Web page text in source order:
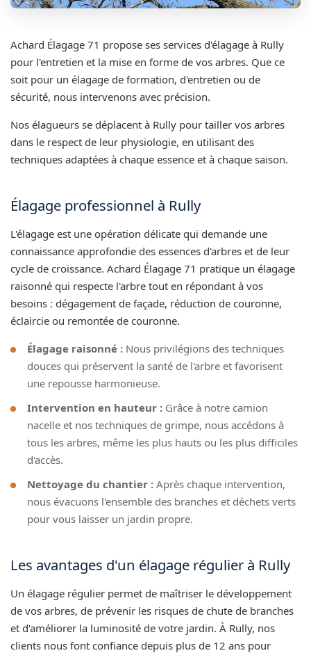
Achard Élagage 71 propose ses services d'élagage à Rully
pour l'entretien et la mise en forme de vos arbres. Que ce
soit pour un élagage de formation, d'entretien ou de
sécurité, nous intervenons avec précision.
Nos élagueurs se déplacent à Rully pour tailler vos arbres
dans le respect de leur physiologie, en utilisant des
techniques adaptées à chaque essence et à chaque saison.
Élagage professionnel à Rully
L'élagage est une opération délicate qui demande une
connaissance approfondie des essences d'arbres et de leur
cycle de croissance. Achard Élagage 71 pratique un élagage
raisonné qui respecte l'arbre tout en répondant à vos
besoins : dégagement de façade, réduction de couronne,
éclaircie ou remontée de couronne.
Élagage raisonné : Nous privilégions des techniques
douces qui préservent la santé de l'arbre et favorisent
une repousse harmonieuse.
Intervention en hauteur : Grâce à notre camion
nacelle et nos techniques de grimpe, nous accédons à
tous les arbres, même les plus hauts ou les plus difficiles
d'accès.
Nettoyage du chantier : Après chaque intervention,
nous évacuons l'ensemble des branches et déchets verts
pour vous laisser un jardin propre.
Les avantages d'un élagage régulier à Rully
Un élagage régulier permet de maîtriser le développement
de vos arbres, de prévenir les risques de chute de branches
et d'améliorer la luminosité de votre jardin. À Rully, nos
clients nous font confiance depuis plus de 12 ans pour